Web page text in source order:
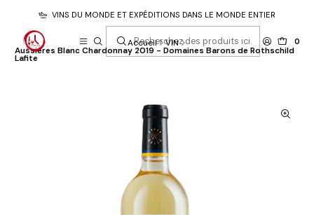
0
VINS DU MONDE ET EXPÉDITIONS DANS LE MONDE ENTIER
Accueil VIN
Aussières Blanc Chardonnay 2019 - Domaines Barons de Rothschild
Lafite